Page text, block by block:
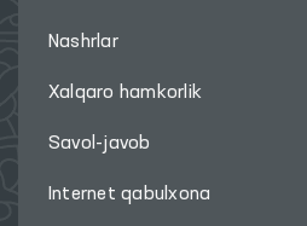
Nashrlar
Xalqaro hamkorlik
Savol-javob
Internet qabulxona